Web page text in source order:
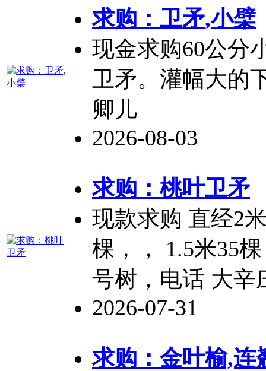
求购： 卫矛,小檗
现金求购60公分
卫矛。灌幅大的
卿儿
2026-08-03
求购：桃叶卫矛
现款求购 直经2
棵，， 1.5米35
号树，电话 大辛
2026-07-31
求购：金叶榆,连